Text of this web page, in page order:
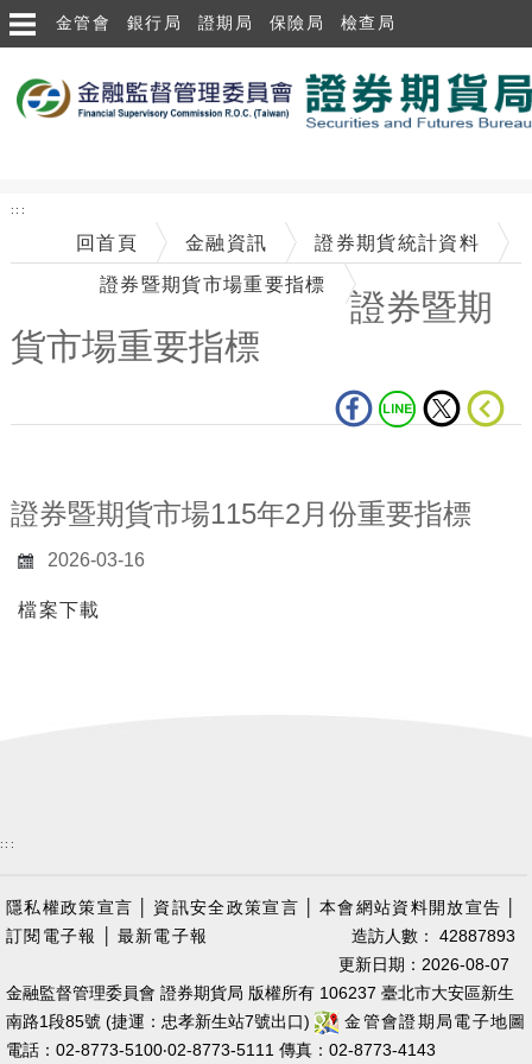
跳到主要內容區塊
金管會 銀行局 證期局 保險局 檢查局
:::
回首頁 金融資訊 證券期貨統計資料
證券暨期貨市場重要指標
證券暨期
貨市場重要指標
證券暨期貨市場115年2月份重要指標
2026-03-16
檔案下載
:::
隱私權政策宣言 資訊安全政策宣言 │本會網站資料開放宣告
訂閱電子報
最新電子報
造訪人數： 42887893
更新日期：2026-08-07
金融監督管理委員會 證券期貨局 版權所有 106237 臺北市大安區新生
南路1段85號 (捷運：忠孝新生站7號出口)
金管會證期局電子地圖
電話：02-8773-5100‧02-8773-5111 傳真：02-8773-4143